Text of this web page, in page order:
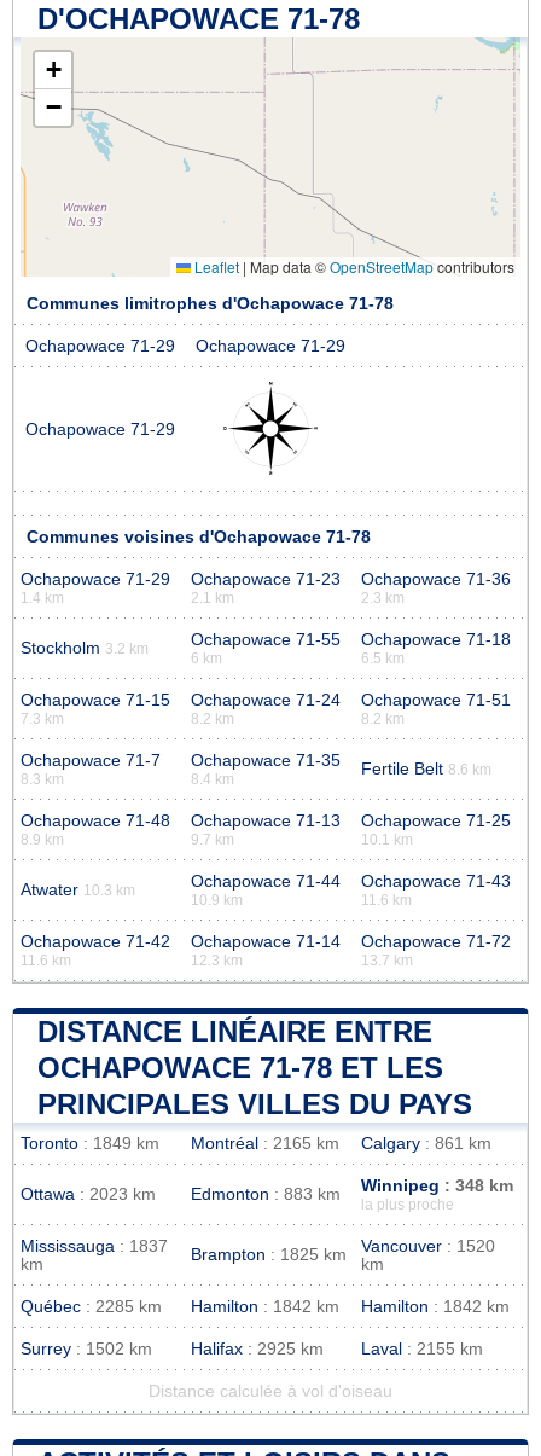
D'OCHAPOWACE 71-78
+
−
Leaflet | Map data ©OpenStreetMapcontributors
Communes limitrophes d'Ochapowace 71-78
Ochapowace 71-29 Ochapowace 71-29
Ochapowace 71-29
Communes voisines d'Ochapowace 71-78
Ochapowace 71-29
1.4 km
Ochapowace 71-23
2.1 km
Ochapowace 71-36
2.3 km
Stockholm 3.2 km Ochapowace 71-55
6 km
Ochapowace 71-18
6.5 km
Ochapowace 71-15
7.3 km
Ochapowace 71-24
8.2 km
Ochapowace 71-51
8.2 km
Ochapowace 71-7
8.3 km
Ochapowace 71-35
8.4 km
Fertile Belt 8.6 km
Ochapowace 71-48
8.9 km
Ochapowace 71-13
9.7 km
Ochapowace 71-25
10.1 km
Atwater 10.3 km Ochapowace 71-44
10.9 km
Ochapowace 71-43
11.6 km
Ochapowace 71-42
11.6 km
Ochapowace 71-14
12.3 km
Ochapowace 71-72
13.7 km
DISTANCE LINÉAIRE ENTRE
OCHAPOWACE 71-78 ET LES
PRINCIPALES VILLES DU PAYS
Toronto : 1849 km Montréal : 2165 km Calgary : 861 km
Ottawa : 2023 km Edmonton : 883 km Winnipeg : 348 km
la plus proche
Mississauga : 1837
km
Brampton : 1825 km Vancouver : 1520
km
Québec : 2285 km Hamilton : 1842 km Hamilton : 1842 km
Surrey : 1502 km Halifax : 2925 km Laval : 2155 km
Distance calculée à vol d'oiseau